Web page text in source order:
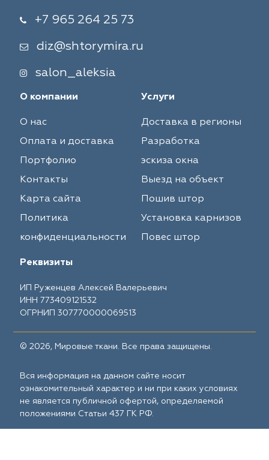
+7 965 264 25 73
diz@shtorymira.ru
salon_aleksia
О компании
О нас
Оплата и доставка
Портфолио
Контакты
Карта сайта
Политика
конфиденциальности
Услуги
Доставка в регионы
Разработка
эскиза окна
Выезд на объект
Пошив штор
Установка карнизов
Повес штор
Реквизиты
ИП Руженцев Алексей Валерьевич
ИНН 773409121532
ОГРНИП 307770000069513
© 2026, Мировые ткани. Все права защищены.
Вся информация на данном сайте носит
ознакомительный характер и ни при каких условиях
не является публичной офертой, определяемой
положениями Статьи 437 ГК РФ.